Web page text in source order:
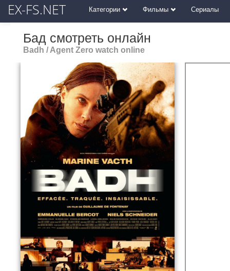
EX-FS.NET Категории Фильмы Сериалы
Бад смотреть онлайн
Badh / Agent Zero watch online